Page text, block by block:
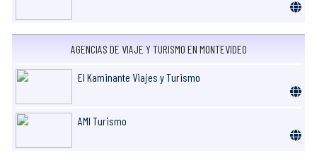
AGENCIAS DE VIAJE Y TURISMO EN MONTEVIDEO
El Kaminante Viajes y Turismo
AMI Turismo